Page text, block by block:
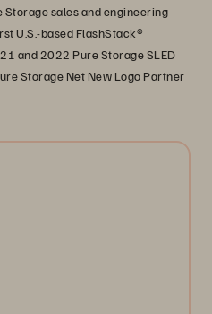
sales and engineering
U.S.-based FlashStack®
and 2022 Pure Storage SLED
Storage Net New Logo Partner